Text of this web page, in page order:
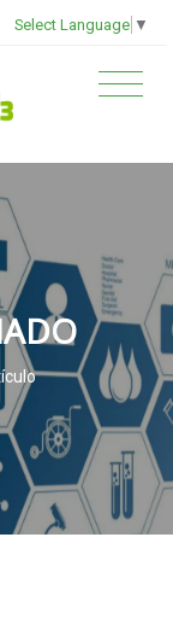
Select Language ▼